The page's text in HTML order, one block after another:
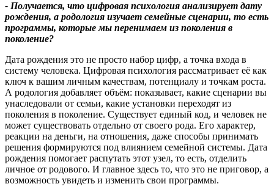
- Получается, что цифровая психология анализирует дату
рождения, а родология изучает семейные сценарии, то есть
программы, которые мы перенимаем из поколения в
поколение?
Дата рождения это не просто набор цифр, а точка входа в
систему человека. Цифровая психология рассматривает её как
ключ к вашим личным качествам, потенциалу и точкам роста.
А родология добавляет объём: показывает, какие сценарии вы
унаследовали от семьи, какие установки переходят из
поколения в поколение. Существует единый код, и человек не
может существовать отдельно от своего рода. Его характер,
реакции на деньги, на отношения, даже способы принимать
решения формируются под влиянием семейной системы. Дата
рождения помогает распутать этот узел, то есть, отделить
личное от родового. И главное здесь то, что это не приговор, а
возможность увидеть и изменить свои программы.